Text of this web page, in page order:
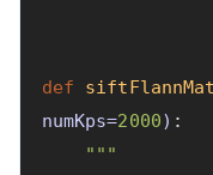
def
numKps=2000) :
"""